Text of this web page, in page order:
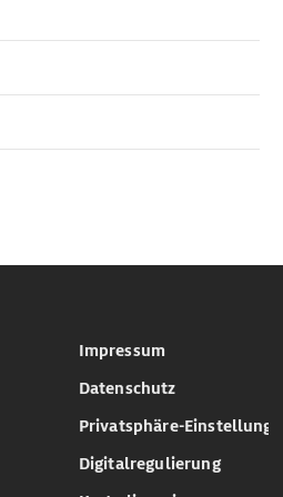
Impressum
Datenschutz
Privatsphäre-Einstellungen
Digitalregulierung